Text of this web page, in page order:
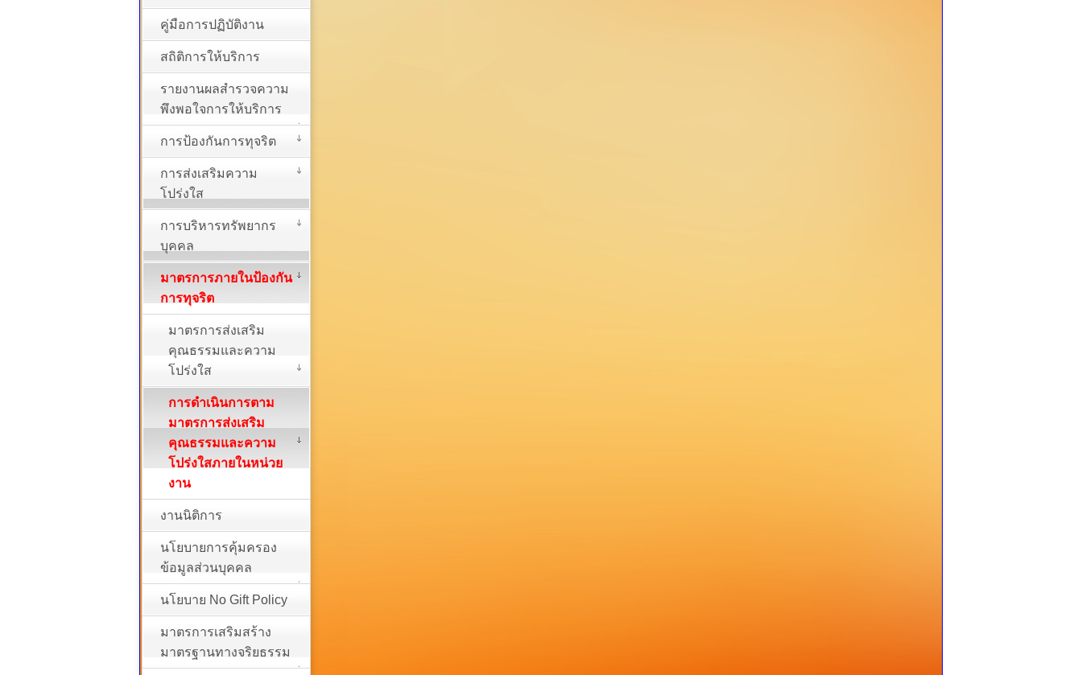
คู่มือการปฏิบัติงาน
สถิติการให้บริการ
รายงานผลสำรวจความ
พึงพอใจการให้บริการ
การป้องกันการทุจริต
การส่งเสริมความ
โปร่งใส
การบริหารทรัพยากร
บุคคล
มาตรการภายในป้องกัน
การทุจริต
มาตรการส่งเสริม
คุณธรรมและความ
โปร่งใส
การดำเนินการตาม
มาตรการส่งเสริม
คุณธรรมและความ
โปร่งใสภายในหน่วย
งาน
งานนิติการ
นโยบายการคุ้มครอง
ข้อมูลส่วนบุคคล
นโยบาย No Gift Policy
มาตรการเสริมสร้าง
มาตรฐานทางจริยธรรม